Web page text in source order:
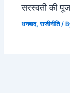
सरस्वती की
धनबाद,राजीनीति/